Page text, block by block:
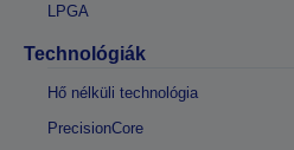
LPGA
Technológiák
Hő nélküli technológia
PrecisionCore